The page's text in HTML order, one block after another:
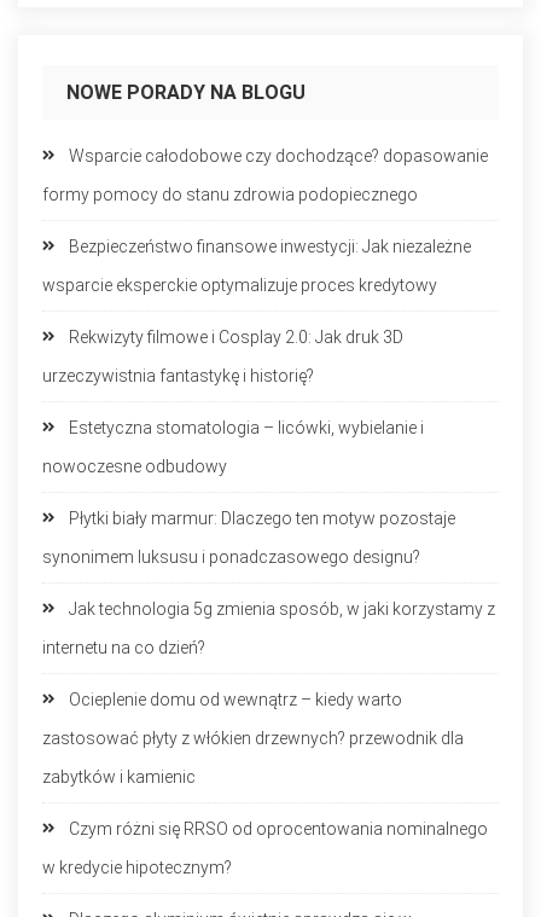
NOWE PORADY NA BLOGU
Wsparcie całodobowe czy dochodzące? dopasowanie
formy pomocy do stanu zdrowia podopiecznego
Bezpieczeństwo finansowe inwestycji: Jak niezależne
wsparcie eksperckie optymalizuje proces kredytowy
Rekwizyty filmowe i Cosplay 2.0: Jak druk 3D
urzeczywistnia fantastykę i historię?
Estetyczna stomatologia – licówki, wybielanie i
nowoczesne odbudowy
Płytki biały marmur: Dlaczego ten motyw pozostaje
synonimem luksusu i ponadczasowego designu?
Jak technologia 5g zmienia sposób, w jaki korzystamy z
internetu na co dzień?
Ocieplenie domu od wewnątrz – kiedy warto
zastosować płyty z włókien drzewnych? przewodnik dla
zabytków i kamienic
Czym różni się RRSO od oprocentowania nominalnego
w kredycie hipotecznym?